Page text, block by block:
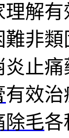
解
非
炎止
有效
除毛各